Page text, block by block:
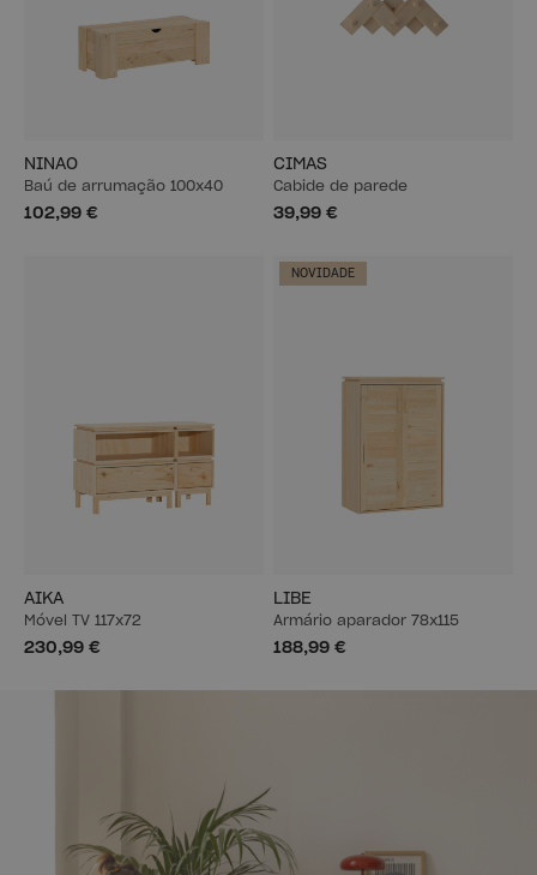
NINAO
Baú de arrumação 100x40
102,99 €
CIMAS
Cabide de parede
39,99 €
AIKA
Móvel TV 117x72
230,99 €
NOVIDADE
LIBE
Armário aparador 78x115
188,99 €